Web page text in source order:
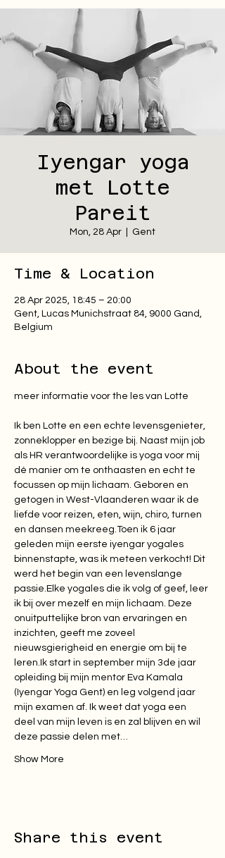
Iyengar yoga
met Lotte
Pareit
Mon, 28 Apr Gent
Time & Location
28 Apr 2025, 18:45 – 20:00
Gent, Lucas Munichstraat 84, 9000 Gand,
Belgium
About the event
Ik ben Lotte en een echte levensgenieter,
zonneklopper en bezige bij. Naast mijn job
als HR verantwoordelijke is yoga voor mij
dé manier om te onthaasten en echt te
focussen op mijn lichaam. Geboren en
getogen in West-Vlaanderen waar ik de
liefde voor reizen, eten, wijn, chiro, turnen
en dansen meekreeg.Toen ik 6 jaar
geleden mijn eerste iyengar yogales
binnenstapte, was ik meteen verkocht! Dit
werd het begin van een levenslange
passie.Elke yogales die ik volg of geef, leer
ik bij over mezelf en mijn lichaam. Deze
onuitputtelijke bron van ervaringen en
inzichten, geeft me zoveel
nieuwsgierigheid en energie om bij te
leren.Ik start in september mijn 3de jaar
opleiding bij mijn mentor Eva Kamala
(Iyengar Yoga Gent) en leg volgend jaar
mijn examen af. Ik weet dat yoga een
deel van mijn leven is en zal blijven en wil
deze passie delen met…
Show More
Share this event